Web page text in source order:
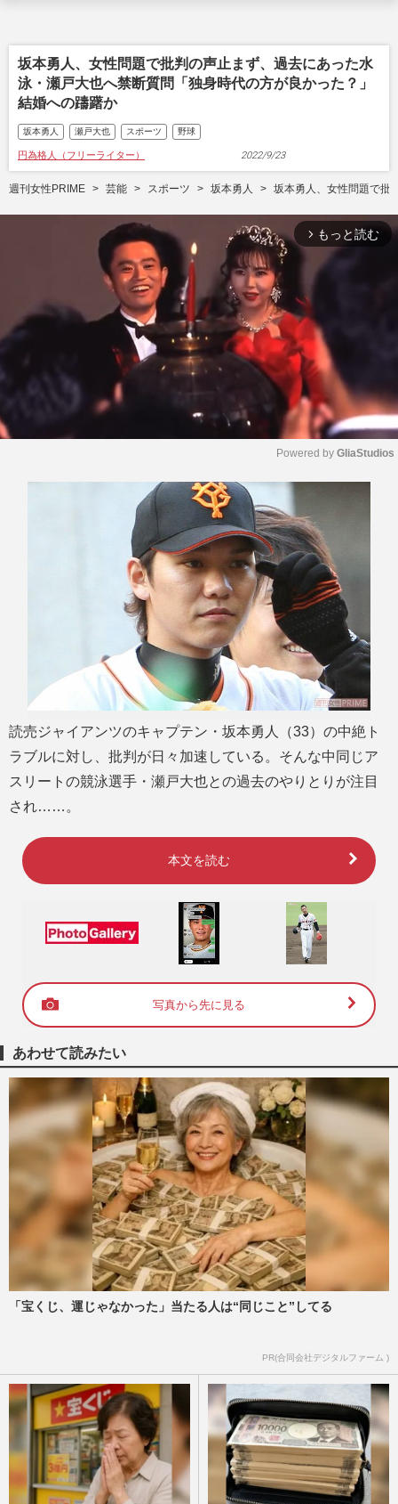
坂本勇人、女性問題で批判の声止まず、過去にあった水
泳・瀬戸大也へ禁断質問「独身時代の方が良かった？」
結婚への躊躇か
坂本勇人 瀬戸大也 スポーツ 野球
円為格人（フリーライター） 2022/9/23
週刊女性PRIME 芸能 スポーツ 坂本勇人 坂本勇人、女性問題で批
arrow_forward_ios もっと読む
Powered by GliaStudios
読売ジャイアンツのキャプテン・坂本勇人（33）の中絶ト
ラブルに対し、批判が日々加速している。そんな中同じア
スリートの競泳選手・瀬戸大也との過去のやりとりが注目
され……。
本文を読む
写真から先に見る
あわせて読みたい
「宝くじ、運じゃなかった」当たる人は“同じこと”してる
PR(合同会社デジタルファーム )